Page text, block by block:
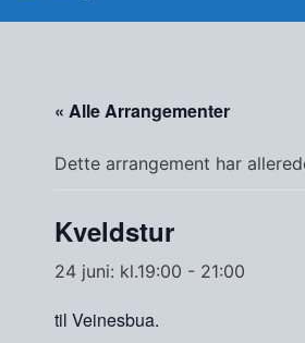
« Alle Arrangementer
Dette arrangement har
Kveldstur
24 juni: kl.19:00 - 21:00
til Veinesbua.